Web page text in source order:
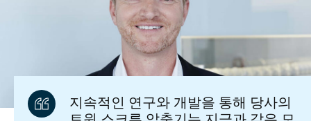
지속적인 연구와 개발을 통해 당사의